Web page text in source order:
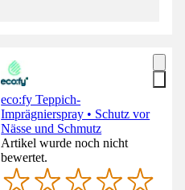
eco:fy Teppich-
Imprägnierspray • Schutz vor
Nässe und Schmutz
Artikel wurde noch nicht
bewertet.